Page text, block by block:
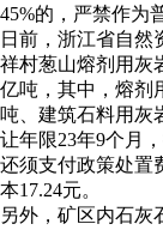
45%的，严禁作为
日前，浙江省自然
祥村葱山熔剂用灰
亿吨，其中，熔剂
吨、建筑石料用灰
让年限23年9个月
还须支付政策处置
本17.24元。
另外，矿区内石灰